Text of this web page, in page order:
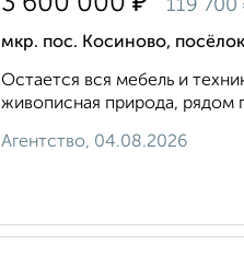
119 700
мкр. пос. Косиново,
Остается вся мебель и
живописная природа, рядом
Агентство, 04.08.2026